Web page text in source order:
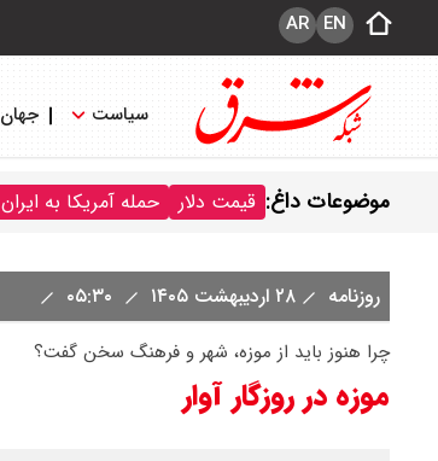
EN
AR
سیاست جهان
موضوعات داغ: قیمت دلار حمله آمریکا به ایران
روزنامه ۲۸ اردیبهشت ۱۴۰۵
چرا هنوز باید از موزه، شهر و فرهنگ سخن گفت؟
موزه در روزگار آوار